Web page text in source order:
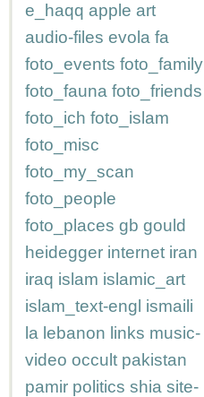
e_haqq apple art
audio-files evola fa
foto_events foto_family
foto_fauna foto_friends
foto_ich foto_islam
foto_misc
foto_my_scan
foto_people
foto_places gb gould
heidegger internet iran
iraq islam islamic_art
islam_text-engl ismaili
la lebanon links music-
video occult pakistan
pamir politics shia site-